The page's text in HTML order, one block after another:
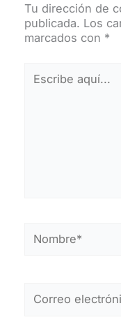
Tu dirección de
publicada. Los
marcados con *
aquí...
electrónico*